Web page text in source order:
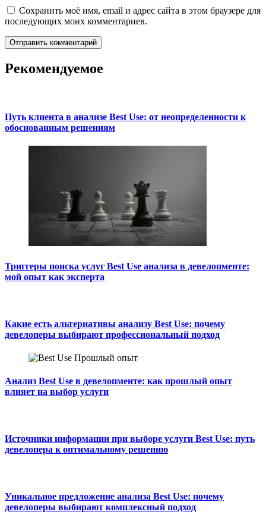
Сохранить моё имя, email и адрес сайта в этом браузере для
последующих моих комментариев.
Рекомендуемое
Путь клиента в анализе Best Use: от неопределенности к
обоснованным решениям
Триггеры поиска услуг Best Use анализа в девелопменте:
мой опыт как эксперта
Какие есть альтернативы анализу Best Use: почему
девелоперы выбирают профессиональный подход
Анализ Best Use в девелопменте: как прошлый опыт
влияет на выбор услуги
Источники информации при выборе услуги Best Use: путь
девелопера к оптимальному решению
Уникальное предложение анализа Best Use: почему
девелоперы выбирают комплексный подход